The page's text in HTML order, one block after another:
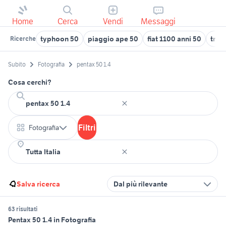
Home Cerca Vendi Messaggi
Ricerche typhoon 50 piaggio ape 50 fiat 1100 anni 50
Subito Fotografia pentax 50 1.4
Cosa cerchi?
Fotografia Filtri
Salva ricerca Dal più rilevante
63 risultati
Pentax 50 1.4 in Fotografia